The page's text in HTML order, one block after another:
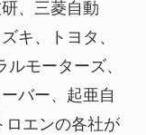
、三菱自動
キ、トヨタ、
モーターズ、
バー、起亜自
エンの各社が